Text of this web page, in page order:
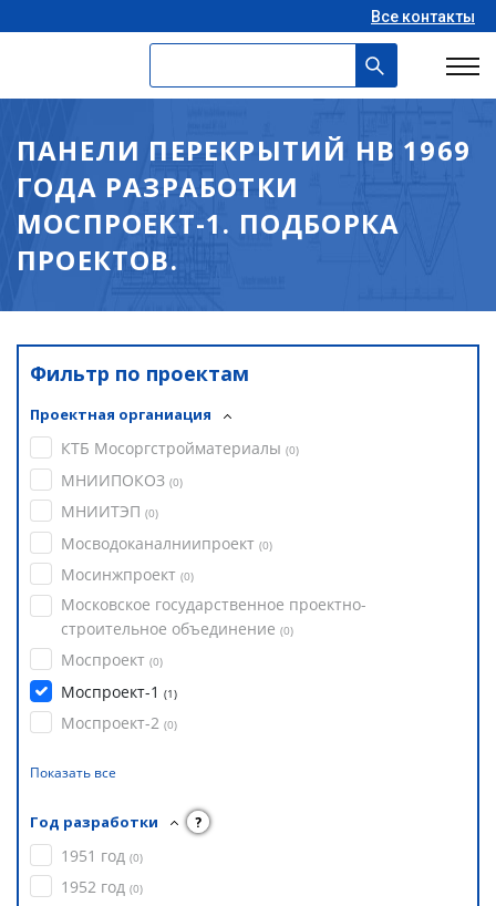
Все контакты
ПАНЕЛИ ПЕРЕКРЫТИЙ НВ 1969
ГОДА РАЗРАБОТКИ
МОСПРОЕКТ-1. ПОДБОРКА
ПРОЕКТОВ.
Фильтр по проектам
Проектная органиация
КТБ Мосоргстройматериалы (0)
МНИИПОКОЗ (0)
МНИИТЭП (0)
Мосводоканалниипроект (0)
Мосинжпроект (0)
Московское государственное проектно-
строительное объединение (0)
Моспроект (0)
Моспроект-1 (1)
Моспроект-2 (0)
Показать все
Год разработки ?
1951 год (0)
1952 год (0)